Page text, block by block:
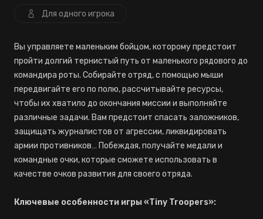
Для одного игрока
Вы управляете маленьким бойцом, которому предстоит
пройти долгий тернистый путь от маленького рядового до
командира роты. Собирайте отряд, с помощью мыши
передвигайте его по полю, рассчитывайте ресурсы,
чтобы их хватило до окончания миссии и выполняйте
различные задачи. Вам предстоит спасать заложников,
защищать журналистов от агрессии, ликвидировать
армии противников… Побеждая, получайте медали и
командные очки, которые сможете использовать в
качестве очков развития для своего отряда.
Ключевые особенности игры «Tiny Troopers»: